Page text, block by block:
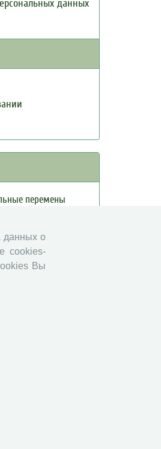
данных
перемены
развития
данных о
cookies-
Вы